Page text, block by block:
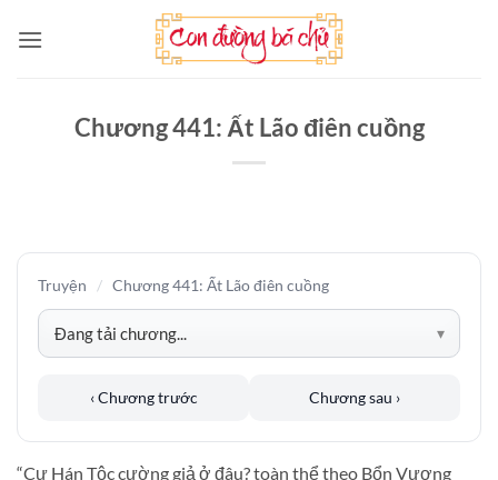
qua
Chương 441: Ất Lão điên cuồng
Truyện / Chương 441: Ất Lão điên cuồng
‹ Chương trước Chương sau ›
“Cự Hán Tộc cường giả ở đâu? toàn thể theo Bổn Vương